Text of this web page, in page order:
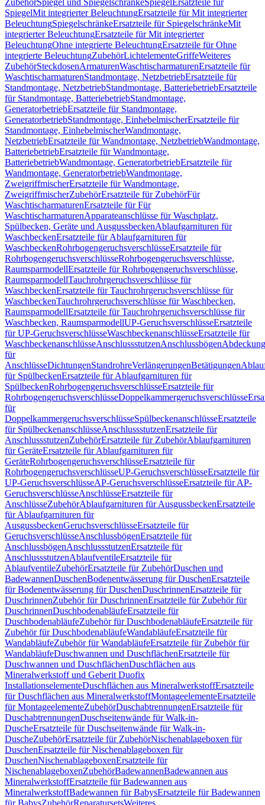
ZubehörSpiegel und SpiegelschränkeSpiegel Ersatzteile für
SpiegelMit integrierter BeleuchtungErsatzteile für Mit integrierter
BeleuchtungSpiegelschränkeErsatzteile für SpiegelschränkeMit
integrierter BeleuchtungErsatzteile für Mit integrierter
BeleuchtungOhne integrierte BeleuchtungErsatzteile für Ohne
integrierte BeleuchtungZubehörLichtelementeGriffeWeiteres
ZubehörSteckdosenArmaturenWaschtischarmaturenErsatzteile für
WaschtischarmaturenStandmontage, NetzbetriebErsatzteile für
Standmontage, NetzbetriebStandmontage, BatteriebetriebErsatzteile
für Standmontage, BatteriebetriebStandmontage,
GeneratorbetriebErsatzteile für Standmontage,
GeneratorbetriebStandmontage, EinhebelmischerErsatzteile für
Standmontage, EinhebelmischerWandmontage,
NetzbetriebErsatzteile für Wandmontage, NetzbetriebWandmontage,
BatteriebetriebErsatzteile für Wandmontage,
BatteriebetriebWandmontage, GeneratorbetriebErsatzteile für
Wandmontage, GeneratorbetriebWandmontage,
ZweigriffmischerErsatzteile für Wandmontage,
ZweigriffmischerZubehörErsatzteile für ZubehörFür
WaschtischarmaturenErsatzteile für Für
WaschtischarmaturenApparateanschlüsse für Waschplatz,
Spülbecken, Geräte und AusgussbeckenAblaufgarnituren für
WaschbeckenErsatzteile für Ablaufgarnituren für
WaschbeckenRohrbogengeruchsverschlüsseErsatzteile für
RohrbogengeruchsverschlüsseRohrbogengeruchsverschlüsse,
RaumsparmodellErsatzteile für Rohrbogengeruchsverschlüsse,
RaumsparmodellTauchrohrgeruchsverschlüsse für
WaschbeckenErsatzteile für Tauchrohrgeruchsverschlüsse für
WaschbeckenTauchrohrgeruchsverschlüsse für Waschbecken,
RaumsparmodellErsatzteile für Tauchrohrgeruchsverschlüsse für
Waschbecken, RaumsparmodellUP-GeruchsverschlüsseErsatzteile
für UP-GeruchsverschlüsseWaschbeckenanschlüsseErsatzteile für
WaschbeckenanschlüsseAnschlussstutzenAnschlussbögen
für
AnschlüsseDichtungenStandrohreVerlängerungenBetätigungen
für SpülbeckenErsatzteile für Ablaufgarnituren für
SpülbeckenRohrbogengeruchsverschlüsseErsatzteile für
RohrbogengeruchsverschlüsseDoppelkammergeruchsverschlüsse
für
DoppelkammergeruchsverschlüsseSpülbeckenanschlüsseErsatzteile
für SpülbeckenanschlüsseAnschlussstutzenErsatzteile für
AnschlussstutzenZubehörErsatzteile für ZubehörAblaufgarnituren
für GeräteErsatzteile für Ablaufgarnituren für
GeräteRohrbogengeruchsverschlüsseErsatzteile für
RohrbogengeruchsverschlüsseUP-GeruchsverschlüsseErsatzteile für
UP-GeruchsverschlüsseAP-GeruchsverschlüsseErsatzteile für AP-
GeruchsverschlüsseAnschlüsseErsatzteile für
AnschlüsseZubehörAblaufgarnituren für AusgussbeckenErsatzteile
für Ablaufgarnituren für
AusgussbeckenGeruchsverschlüsseErsatzteile für
GeruchsverschlüsseAnschlussbögenErsatzteile für
AnschlussbögenAnschlussstutzenErsatzteile für
AnschlussstutzenAblaufventileErsatzteile für
AblaufventileZubehörErsatzteile für ZubehörDuschen und
BadewannenDuschenBodenentwässerung für DuschenErsatzteile
für Bodenentwässerung für DuschenDuschrinnenErsatzteile für
DuschrinnenZubehör für DuschrinnenErsatzteile für Zubehör für
DuschrinnenDuschbodenabläufeErsatzteile für
DuschbodenabläufeZubehör für DuschbodenabläufeErsatzteile für
Zubehör für DuschbodenabläufeWandabläufeErsatzteile für
WandabläufeZubehör für WandabläufeErsatzteile für Zubehör für
WandabläufeDuschwannen und DuschflächenErsatzteile für
Duschwannen und DuschflächenDuschflächen aus
Mineralwerkstoff und Geberit Duofix
InstallationselementeDuschflächen aus MineralwerkstoffErsatzteile
für Duschflächen aus MineralwerkstoffMontageelementeErsatzteile
für MontageelementeZubehörDuschabtrennungenErsatzteile für
DuschabtrennungenDuschseitenwände für Walk-in-
DuscheErsatzteile für Duschseitenwände für Walk-in-
DuscheZubehörErsatzteile für ZubehörNischenablageboxen für
DuschenErsatzteile für Nischenablageboxen für
DuschenNischenablageboxenErsatzteile für
NischenablageboxenZubehörBadewannenBadewannen aus
MineralwerkstoffErsatzteile für Badewannen aus
MineralwerkstoffBadewannen für BabysErsatzteile für Badewannen
für BabysZubehörReparatursetsWeiteres